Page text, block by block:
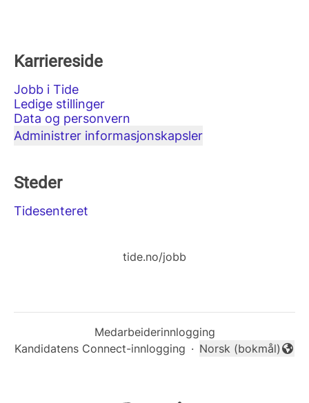
Karriereside
Jobb i Tide
Ledige stillinger
Data og personvern
Administrer informasjonskapsler
Steder
Tidesenteret
tide.no/jobb
Medarbeiderinnlogging
Kandidatens Connect-innlogging ·
Endre språk
Norsk (bokmål)